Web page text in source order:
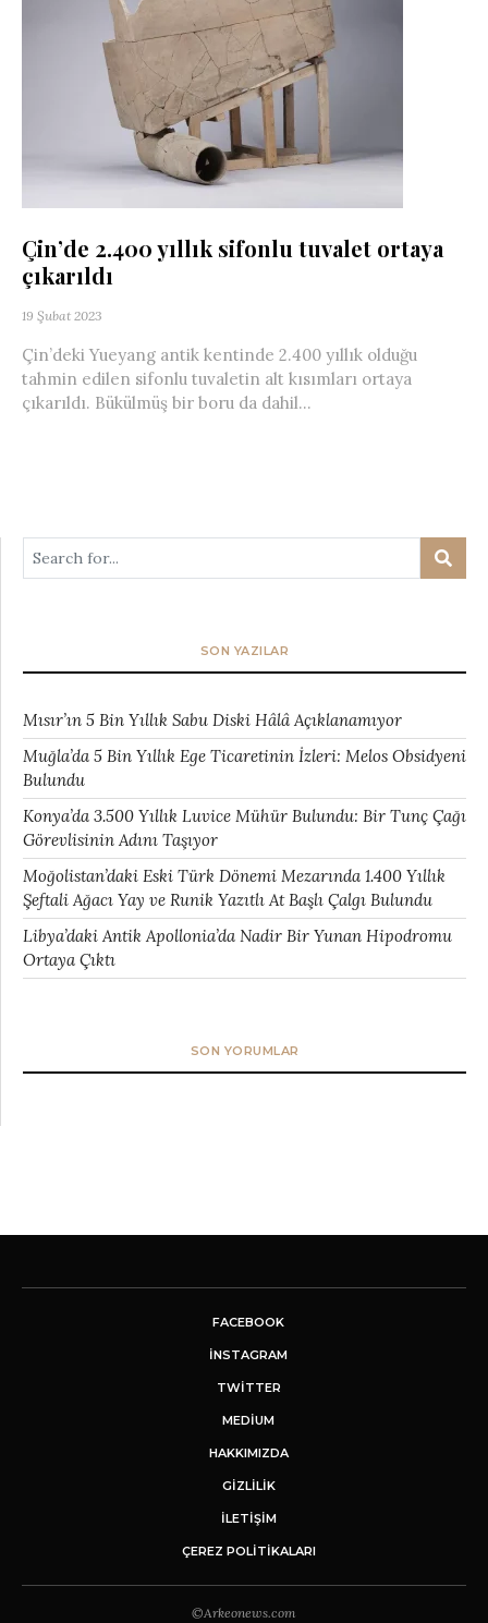
Çin’de 2.400 yıllık sifonlu tuvalet ortaya
çıkarıldı
19 Şubat 2023
Çin’deki Yueyang antik kentinde 2.400 yıllık olduğu
tahmin edilen sifonlu tuvaletin alt kısımları ortaya
çıkarıldı. Bükülmüş bir boru da dahil...
SON YAZILAR
Mısır’ın 5 Bin Yıllık Sabu Diski Hâlâ Açıklanamıyor
Muğla’da 5 Bin Yıllık Ege Ticaretinin İzleri: Melos Obsidyeni
Bulundu
Konya’da 3.500 Yıllık Luvice Mühür Bulundu: Bir Tunç Çağı
Görevlisinin Adını Taşıyor
Moğolistan’daki Eski Türk Dönemi Mezarında 1.400 Yıllık
Şeftali Ağacı Yay ve Runik Yazıtlı At Başlı Çalgı Bulundu
Libya’daki Antik Apollonia’da Nadir Bir Yunan Hipodromu
Ortaya Çıktı
SON YORUMLAR
FACEBOOK
INSTAGRAM
TWITTER
MEDIUM
HAKKIMIZDA
GİZLİLİK
İLETIŞIM
ÇEREZ POLITIKALARI
©Arkeonews.com